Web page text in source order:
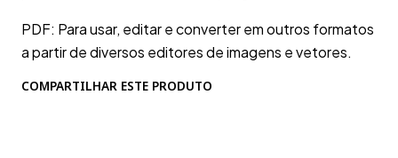
PDF: Para usar, editar e converter em outros formatos
a partir de diversos editores de imagens e vetores.
COMPARTILHAR ESTE PRODUTO